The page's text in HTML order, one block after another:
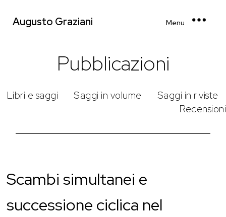
Augusto Graziani Menu
Pubblicazioni
Libri e saggi Saggi in volume
Saggi in riviste
Recensioni
Scambi simultanei e
successione ciclica nel